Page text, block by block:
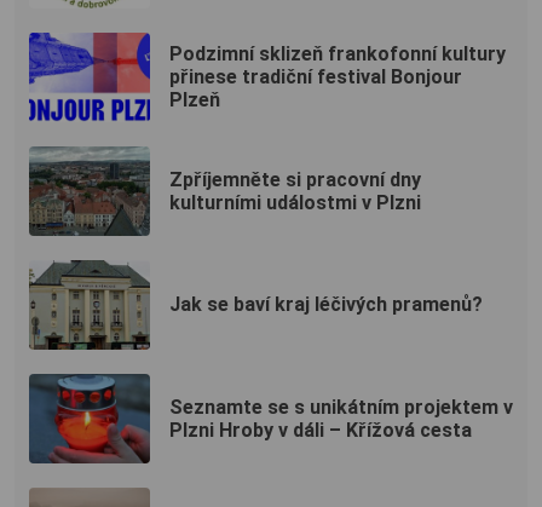
Podzimní sklizeň frankofonní kultury
přinese tradiční festival Bonjour
Plzeň
Zpříjemněte si pracovní dny
kulturními událostmi v Plzni
Jak se baví kraj léčivých pramenů?
Seznamte se s unikátním projektem v
Plzni Hroby v dáli – Křížová cesta